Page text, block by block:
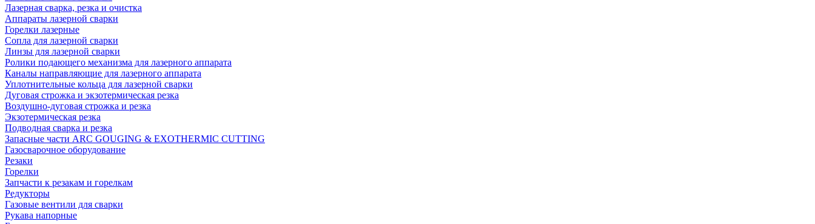
Лазерная сварка, резка и очистка
Аппараты лазерной сварки
Горелки лазерные
Сопла для лазерной сварки
Линзы для лазерной сварки
Ролики подающего механизма для лазерного аппарата
Каналы направляющие для лазерного аппарата
Уплотнительные кольца для лазерной сварки
Дуговая строжка и экзотермическая резка
Воздушно-дуговая строжка и резка
Экзотермическая резка
Подводная сварка и резка
Запасные части ARC GOUGING & EXOTHERMIC CUTTING
Газосварочное оборудование
Резаки
Горелки
Запчасти к резакам и горелкам
Редукторы
Газовые вентили для сварки
Рукава напорные